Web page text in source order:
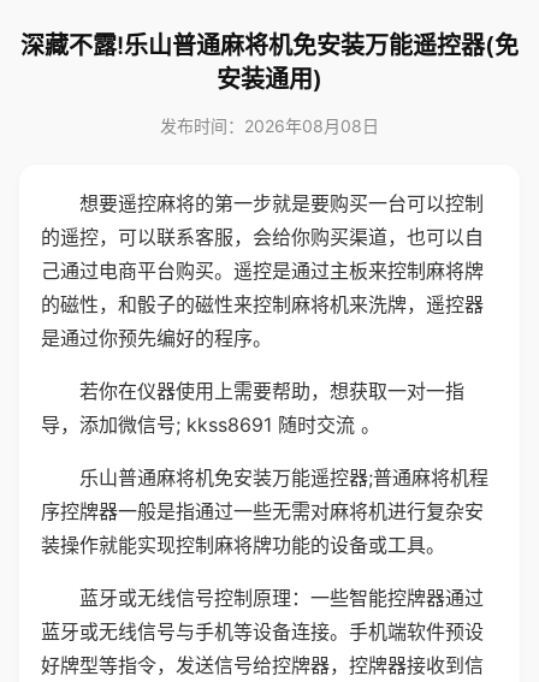
深藏不露!乐山普通麻将机免安装万能遥控器(免
安装通用)
发布时间：2026年08月08日
想要遥控麻将的第一步就是要购买一台可以控制
的遥控，可以联系客服，会给你购买渠道，也可以自
己通过电商平台购买。遥控是通过主板来控制麻将牌
的磁性，和骰子的磁性来控制麻将机来洗牌，遥控器
是通过你预先编好的程序。
若你在仪器使用上需要帮助，想获取一对一指
导，添加微信号; kkss8691 随时交流 。
乐山普通麻将机免安装万能遥控器;普通麻将机程
序控牌器一般是指通过一些无需对麻将机进行复杂安
装操作就能实现控制麻将牌功能的设备或工具。
蓝牙或无线信号控制原理：一些智能控牌器通过
蓝牙或无线信号与手机等设备连接。手机端软件预设
好牌型等指令，发送信号给控牌器，控牌器接收到信